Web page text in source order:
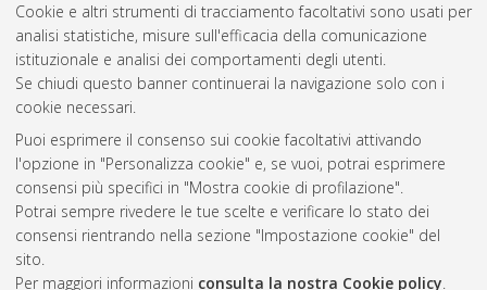
Cookie e altri strumenti di tracciamento facoltativi sono usati per
analisi statistiche, misure sull'efficacia della comunicazione
istituzionale e analisi dei comportamenti degli utenti.
Se chiudi questo banner continuerai la navigazione solo con i
cookie necessari.
Puoi esprimere il consenso sui cookie facoltativi attivando
l'opzione in "Personalizza cookie" e, se vuoi, potrai esprimere
consensi più specifici in "Mostra cookie di profilazione".
Potrai sempre rivedere le tue scelte e verificare lo stato dei
consensi rientrando nella sezione "Impostazione cookie" del
sito.
Per maggiori informazioni consulta la nostra Cookie policy.
Gestione del documento:
Atom
Rss 1.0
Rss 2.0
AMS Laurea